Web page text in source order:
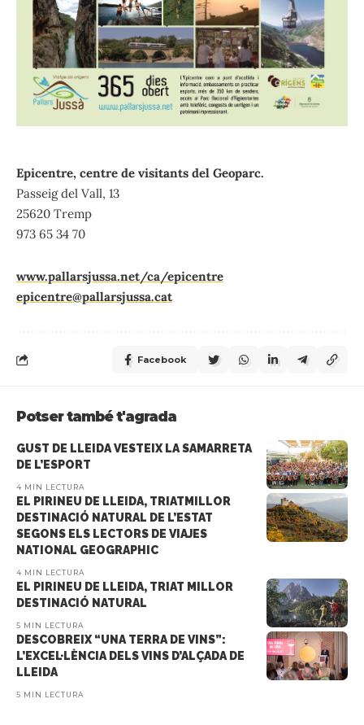
Epicentre, centre de visitants del Geoparc.
Passeig del Vall, 13
25620 Tremp
973 65 34 70
www.pallarsjussa.net/ca/epicentre
epicentre@pallarsjussa.cat
Facebook
Potser també t'agrada
GUST DE LLEIDA VESTEIX LA SAMARRETA
DE L’ESPORT
4 MIN LECTURA
EL PIRINEU DE LLEIDA, TRIATMILLOR
DESTINACIÓ NATURAL DE L’ESTAT
SEGONS ELS LECTORS DE VIAJES
NATIONAL GEOGRAPHIC
4 MIN LECTURA
EL PIRINEU DE LLEIDA, TRIAT MILLOR
DESTINACIÓ NATURAL
5 MIN LECTURA
DESCOBREIX “UNA TERRA DE VINS”:
L’EXCEL·LÈNCIA DELS VINS D’ALÇADA DE
LLEIDA
5 MIN LECTURA